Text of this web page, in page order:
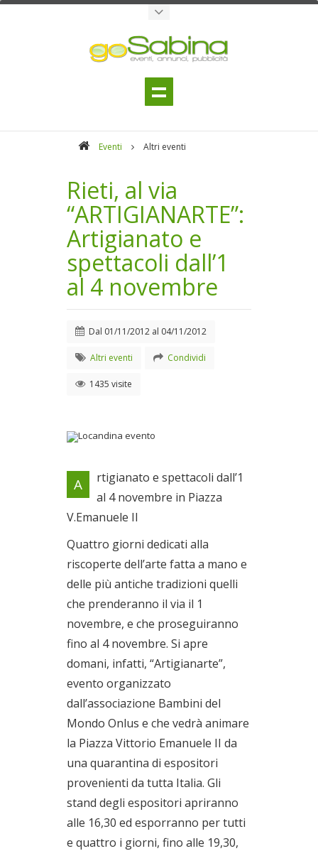
Eventi Altri eventi
Rieti, al via
“ARTIGIANARTE”:
Artigianato e
spettacoli dall’1
al 4 novembre
Dal 01/11/2012 al 04/11/2012
Altri eventi Condividi
1435 visite
Locandina evento
Dal 01/11/2012 al
04/11/2012
A
rtigianato e spettacoli dall’1
al 4 novembre in Piazza
V.Emanuele II
Quattro giorni dedicati alla
riscoperte dell’arte fatta a mano e
delle più antiche tradizioni quelli
che prenderanno il via il 1
novembre, e che proseguiranno
fino al 4 novembre. Si apre
domani, infatti, “Artigianarte”,
evento organizzato
dall’associazione Bambini del
Mondo Onlus e che vedrà animare
la Piazza Vittorio Emanuele II da
una quarantina di espositori
provenienti da tutta Italia. Gli
stand degli espositori apriranno
alle 16,30 ed esporranno per tutti
e quattro i giorni, fino alle 19,30,